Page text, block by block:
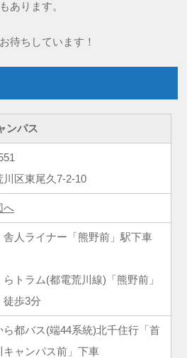
あります。
待ちしています！
ンパス
川区東尾久7-2-10
へ
舎人ライナー「熊野前」駅下車
トラム(都電荒川線)「熊野前」
歩3分
ら都バス(端44系統)北千住行「首
キャンパス前」下車